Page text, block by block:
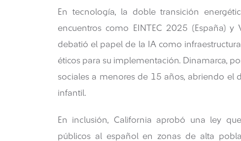
En tecnología, la doble transición
encuentros como EINTEC 2025 (España)
debatió el papel de la IA como
éticos para su implementación. Dinamarca,
sociales a menores de 15 años, abriendo el
infantil.
En inclusión, California aprobó una ley
públicos al español en zonas de alta